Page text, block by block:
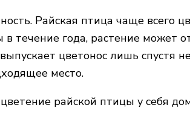
Райская птица чаще всего
течение года, растение может
цветонос лишь спустя
место.
райской птицы у себя